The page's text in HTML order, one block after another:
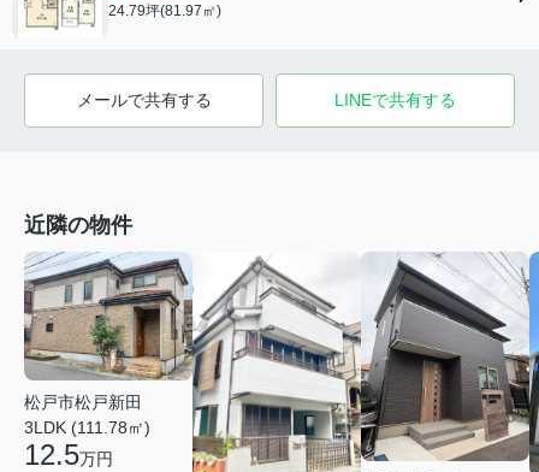
24.79坪(81.97㎡)
メールで共有する LINEで共有する
近隣の物件
松戸市松戸新田
3LDK (111.78㎡)
12.5万円